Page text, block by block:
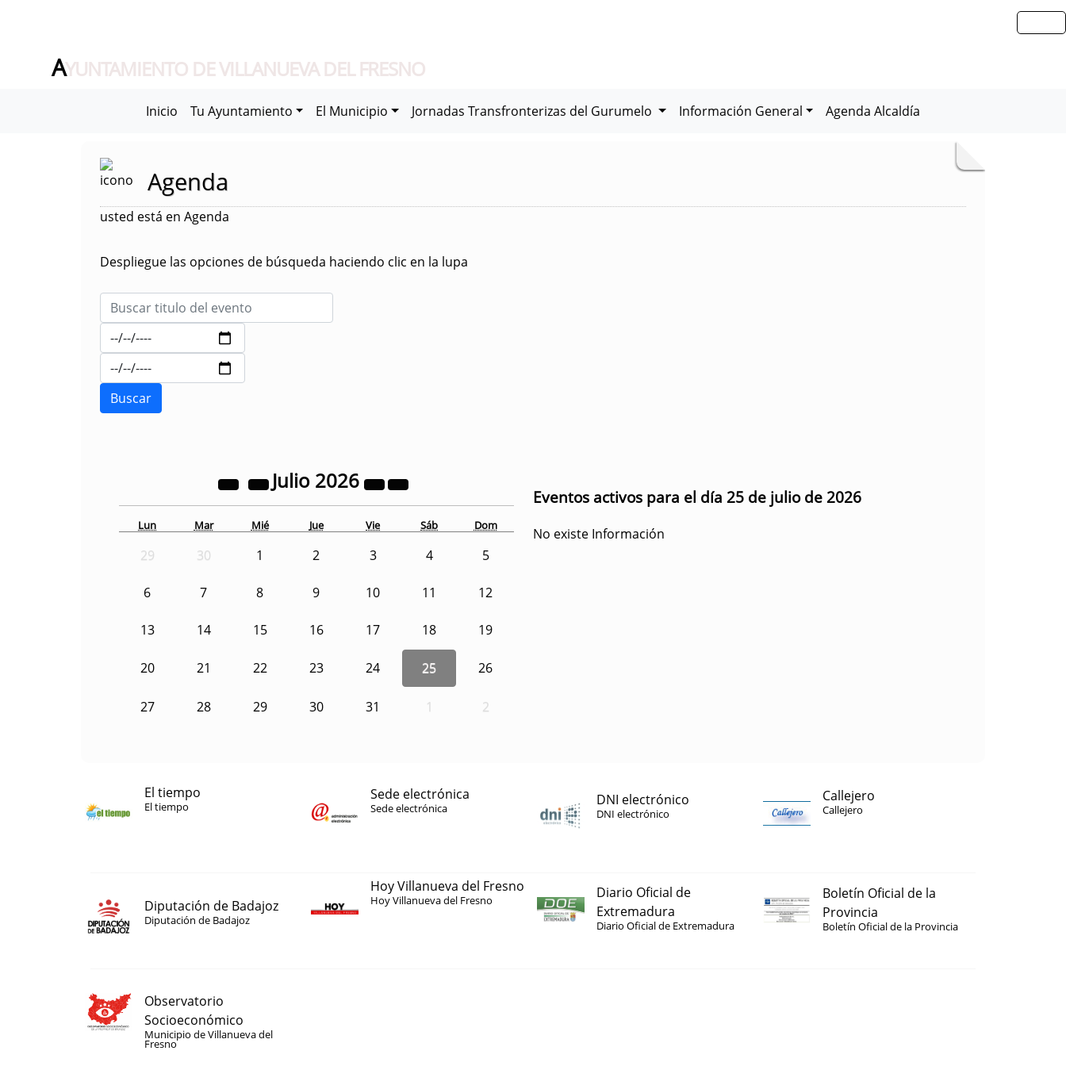
AYUNTAMIENTO DE VILLANUEVA DEL FRESNO
Inicio Tu Ayuntamiento El Municipio Jornadas Transfronterizas del Gurumelo Información General Agenda Alcaldía
Agenda
usted está en Agenda
Despliegue las opciones de búsqueda haciendo clic en la lupa
Julio 2026
Lun Mar Mié Jue Vie Sáb Dom
29 30 1 2 3 4 5
6 7 8 9 10 11 12
13 14 15 16 17 18 19
20 21 22 23 24 25 26
27 28 29 30 31 1 2
Eventos activos para el día 25 de julio de 2026
No existe Información
El tiempo
El tiempo
Sede electrónica
Sede electrónica DNI electrónico
DNI electrónico
Callejero
Callejero
Diputación de Badajoz
Diputación de Badajoz
Hoy Villanueva del Fresno
Hoy Villanueva del Fresno
Diario Oficial de
Extremadura
Diario Oficial de Extremadura
Boletín Oficial de la
Provincia
Boletín Oficial de la Provincia
Observatorio
Socioeconómico
Municipio de Villanueva del
Fresno